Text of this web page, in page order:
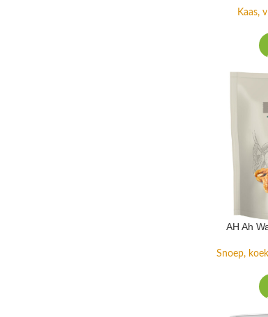
Kaas,
AH Ah
Snoep,